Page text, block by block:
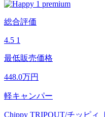
総合評価
4.5 1
最低販売価格
448.0万円
軽キャンパー
Chippy TRIPOUT/チッピィ